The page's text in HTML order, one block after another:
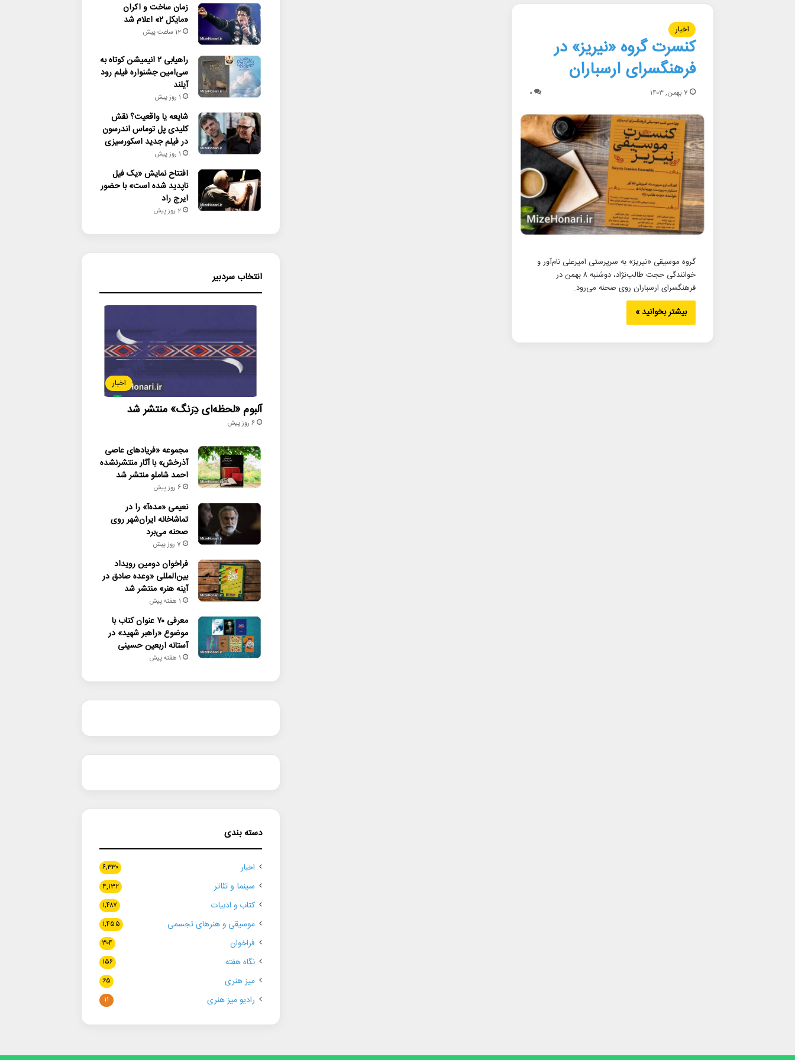
اخبار
کنسرت گروه «نیریز» در
فرهنگسرای ارسباران
۷ بهمن, ۱۴۰۳ ۰
گروه موسیقی «نیریز» به سرپرستی امیرعلی نام‌آور و
خوانندگی حجت طالب‌نژاد، دوشنبه ۸ بهمن در
فرهنگسرای ارسباران روی صحنه می‌رود.
بیشتر بخوانید »
زمان ساخت و اکران
«مایکل ۲» اعلام شد
12 ساعت پیش
راهیابی ۲ انیمیشن کوتاه به
سی‌امین جشنواره فیلم رود
آیلند
1 روز پیش
شایعه یا واقعیت؟ نقش
کلیدی پل توماس اندرسون
در فیلم جدید اسکورسیزی
1 روز پیش
افتتاح نمایش «یک فیل
ناپدید شده است» با حضور
ایرج راد
2 روز پیش
انتخاب سردبیر
اخبار
آلبوم «لحظه‌ای دِرَنگ» منتشر شد
6 روز پیش
مجموعه «فریادهای عاصی
آذرخش» با آثار منتشرنشده
احمد شاملو منتشر شد
6 روز پیش
نعیمی «مده‌آ» را در
تماشاخانه ایران‌شهر روی
صحنه می‌برد
7 روز پیش
فراخوان دومین رویداد
بین‌المللی «وعده صادق در
آینه هنر» منتشر شد
1 هفته پیش
معرفی ۷۰ عنوان کتاب با
موضوع «راهبر شهید» در
آستانه اربعین حسینی
1 هفته پیش
دسته بندی
اخبار ۶,۳۳۰
سینما و تئاتر ۴,۱۳۲
کتاب و ادبیات ۱,۴۸۷
موسیقی و هنرهای تجسمی ۱,۴۵۵
فراخوان ۳۰۴
نگاه هفته ۱۵۶
میز هنری ۶۵
رادیو میز هنری ۱۱